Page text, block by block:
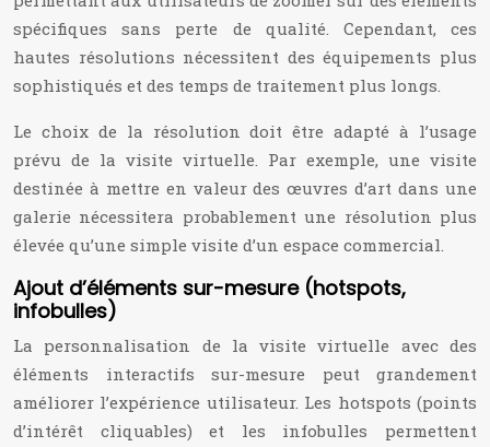
spécifiques sans perte de qualité. Cependant, ces
hautes résolutions nécessitent des équipements plus
sophistiqués et des temps de traitement plus longs.
Le choix de la résolution doit être adapté à l’usage
prévu de la visite virtuelle. Par exemple, une visite
destinée à mettre en valeur des œuvres d’art dans une
galerie nécessitera probablement une résolution plus
élevée qu’une simple visite d’un espace commercial.
Ajout d’éléments sur-mesure (hotspots,
infobulles)
La personnalisation de la visite virtuelle avec des
éléments interactifs sur-mesure peut grandement
améliorer l’expérience utilisateur. Les hotspots (points
d’intérêt cliquables) et les infobulles permettent